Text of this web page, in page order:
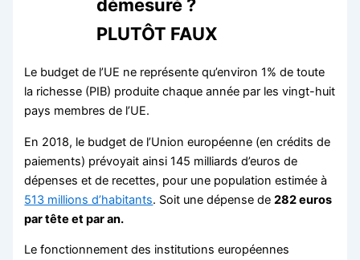
démesuré ?
PLUTÔT FAUX
Le budget de l’UE ne représente qu’environ 1% de toute
la richesse (PIB) produite chaque année par les vingt-huit
pays membres de l’UE.
En 2018, le budget de l’Union européenne (en crédits de
paiements) prévoyait ainsi 145 milliards d’euros de
dépenses et de recettes, pour une population estimée à
513 millions d’habitants. Soit une dépense de282 euros
par tête et par an.
Le fonctionnement des institutions européennes